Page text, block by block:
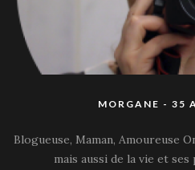
MORGANE - 35
Blogueuse, Maman, Amoureuse
mais aussi de la vie et